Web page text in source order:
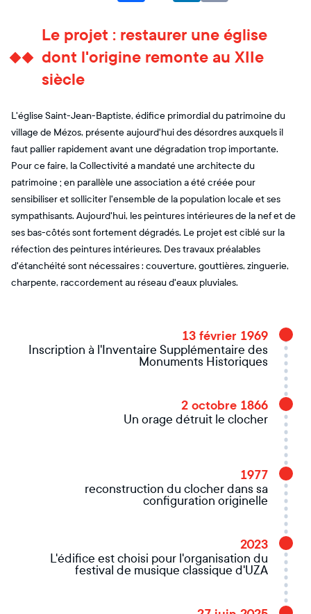
Le projet : restaurer une église
dont l'origine remonte au XIIe
siècle
L'église Saint-Jean-Baptiste, édifice primordial du patrimoine du
village de Mézos, présente aujourd'hui des désordres auxquels il
faut pallier rapidement avant une dégradation trop importante.
Pour ce faire, la Collectivité a mandaté une architecte du
patrimoine ; en parallèle une association a été créée pour
sensibiliser et solliciter l'ensemble de la population locale et ses
sympathisants. Aujourd'hui, les peintures intérieures de la nef et de
ses bas-côtés sont fortement dégradés. Le projet est ciblé sur la
réfection des peintures intérieures. Des travaux préalables
d'étanchéité sont nécessaires : couverture, gouttières, zinguerie,
charpente, raccordement au réseau d'eaux pluviales.
13 février 1969
Inscription à l'Inventaire Supplémentaire des
Monuments Historiques
2 octobre 1866
Un orage détruit le clocher
1977
reconstruction du clocher dans sa
configuration originelle
2023
L'édifice est choisi pour l'organisation du
festival de musique classique d'UZA